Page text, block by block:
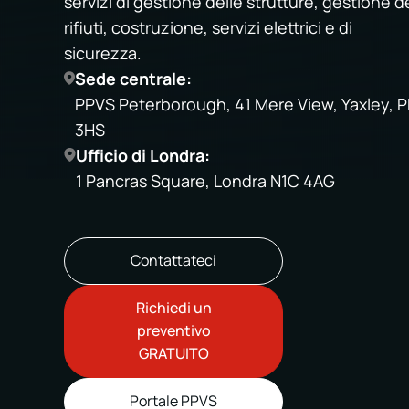
rifiuti, costruzione, servizi elettrici e di
sicurezza.
Sede centrale:
PPVS Peterborough, 41 Mere View, Yaxley,
3HS
Ufficio di Londra:
1 Pancras Square, Londra N1C 4AG
Contattateci
Richiedi un
preventivo
GRATUITO
Portale PPVS